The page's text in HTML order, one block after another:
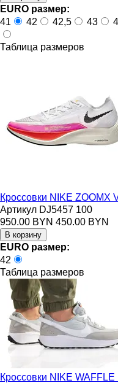
EURO размер:
41
42 42,5 43
Таблица размеров
Кроссовки NIKE ZOOMX
Артикул DJ5457 100
950.00 BYN 450.00 BYN
EURO размер:
42
Таблица размеров
Кроссовки NIKE WAFFLE